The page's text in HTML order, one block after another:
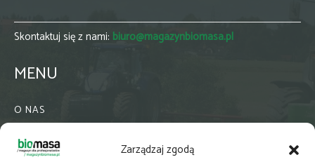
Zarządzaj zgodą
Skontaktuj się z nami: biuro@magazynbiomasa.pl
MENU
O NAS
WSPÓŁPRACA